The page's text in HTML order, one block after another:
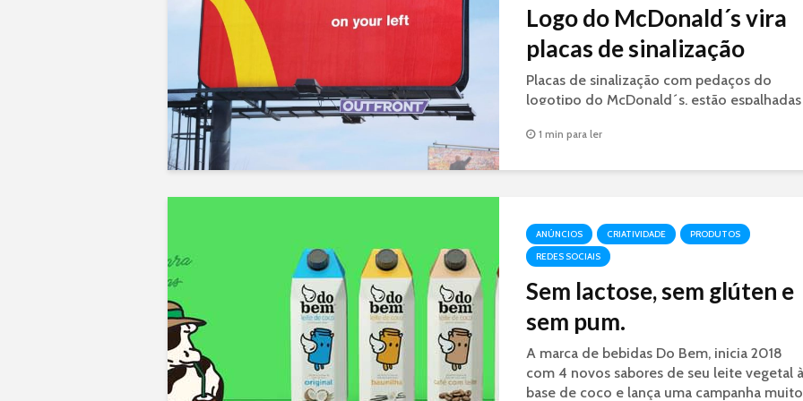
Logo do McDonald´s vira
placas de sinalização
Placas de sinalização com pedaços do
logotipo do McDonald´s, estão espalhadas
food nas estradas do Canadá.
1 min para ler
ANÚNCIOS CRIATIVIDADE
PRODUTOS
REDES SOCIAIS
Sem lactose, sem glúten e
sem pum.
A marca de bebidas Do Bem, inicia 2018
com 4 novos sabores de seu leite vegetal à
base de coco e lança uma campanha muito